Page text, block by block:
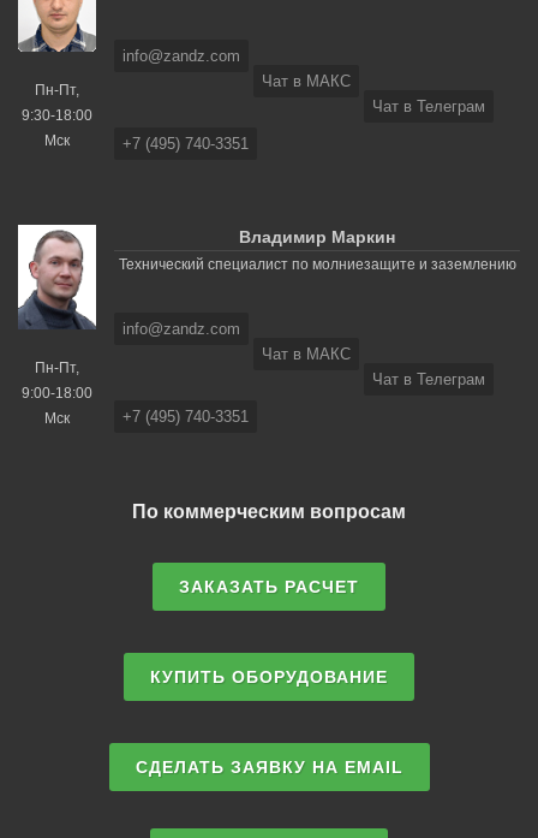
Пн-Пт,
9:30-18:00
Мск
info@zandz.com
Чат в МАКС
Чат в Телеграм
+7 (495) 740-3351
Пн-Пт,
9:00-18:00
Мск
Владимир Маркин
Технический специалист по молниезащите и заземлению
info@zandz.com
Чат в МАКС
Чат в Телеграм
+7 (495) 740-3351
По коммерческим вопросам
ЗАКАЗАТЬ РАСЧЕТ
КУПИТЬ ОБОРУДОВАНИЕ
СДЕЛАТЬ ЗАЯВКУ НА EMAIL